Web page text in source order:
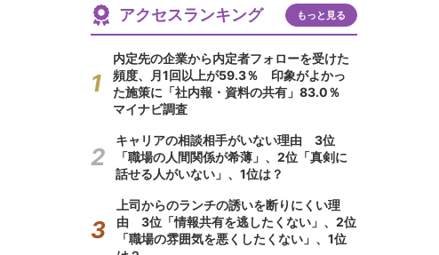
アクセスランキング もっと見る
内定先の企業から内定者フォローを受けた
頻度、月1回以上が59.3％ 印象がよかっ
た施策に「社内報・資料の共有」83.0％
マイナビ調査
キャリアの相談相手がいない理由 3位
「職場の人間関係が希薄」、2位「真剣に
話せる人がいない」、1位は？
上司からのランチの誘いを断りにくい理
由 3位「情報共有を逃したくない」、2位
「職場の雰囲気を悪くしたくない」、1位